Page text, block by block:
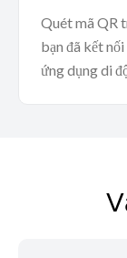
Quét mã QR
bạn đã kết
ứng dụng di